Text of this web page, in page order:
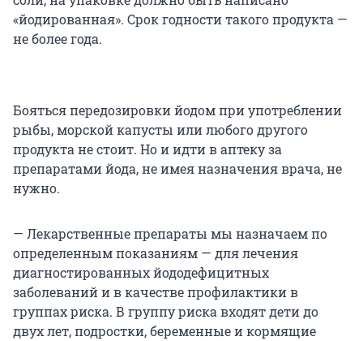
«йодированная». Срок годности такого продукта —
не более года.
Бояться передозировки йодом при употреблении
рыбы, морской капусты или любого другого
продукта не стоит. Но и идти в аптеку за
препаратами йода, не имея назначения врача, не
нужно.
— Лекарственные препараты мы назначаем по
определенным показаниям — для лечения
диагностированных йододефицитных
заболеваний и в качестве профилактики в
группах риска. В группу риска входят дети до
двух лет, подростки, беременные и кормящие